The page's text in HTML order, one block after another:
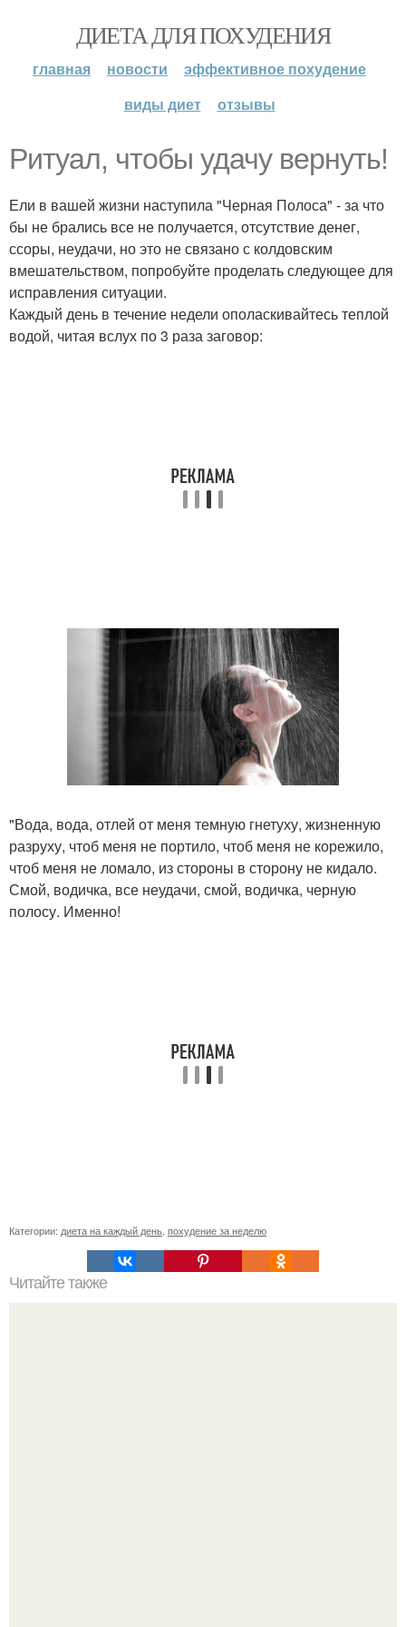
ДИЕТА ДЛЯ ПОХУДЕНИЯ
главная новости
эффективное похудение
виды диет
отзывы
Ритуал, чтобы удачу вернуть!
Ели в вашей жизни наступила "Черная Полоса" - за что
бы не брались все не получается, отсутствие денег,
ссоры, неудачи, но это не связано с колдовским
вмешательством, попробуйте проделать следующее для
исправления ситуации.
Каждый день в течение недели ополаскивайтесь теплой
водой, читая вслух по 3 раза заговор:
"Вода, вода, отлей от меня темную гнетуху, жизненную
разруху, чтоб меня не портило, чтоб меня не корежило,
чтоб меня не ломало, из стороны в сторону не кидало.
Смой, водичка, все неудачи, смой, водичка, черную
полосу. Именно!
Категории: диета на каждый день похудение за неделю
Читайте также